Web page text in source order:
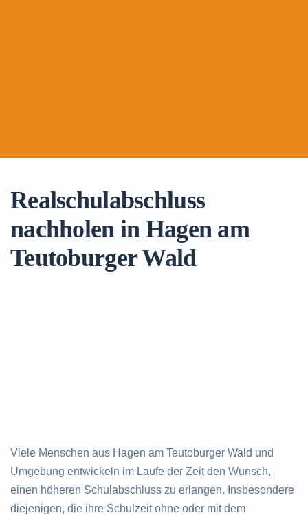
Realschulabschluss
nachholen in Hagen am
Teutoburger Wald
Viele Menschen aus Hagen am Teutoburger Wald und
Umgebung entwickeln im Laufe der Zeit den Wunsch,
einen höheren Schulabschluss zu erlangen. Insbesondere
diejenigen, die ihre Schulzeit ohne oder mit dem